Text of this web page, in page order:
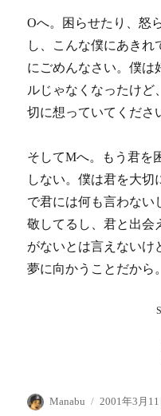
Oへ。困らせたり、怒
し、こんな僕にあきれ
にごめんなさい。僕は
ルじゃなくなったけど
切に想っていてくださ
そしてMへ。もう君を
しない。僕は君を大切
で君には何も言わない
敬してるし、君と出会
がないとは言えないけ
夢に向かうことだから。
投
Manabu
投
2001年3月11